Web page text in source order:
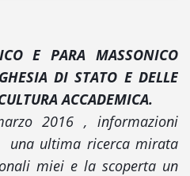
E PARA MASSONICO
DI STATO E DELLE
ACCADEMICA.
2016 , informazioni
una ultima ricerca mirata
miei e la scoperta un